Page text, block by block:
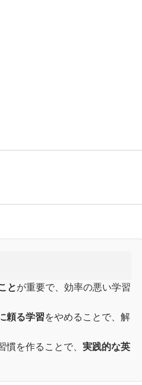
とが重要で、効率の悪い学習
頼る学習をやめることで、解
を作ることで、 実践的な英